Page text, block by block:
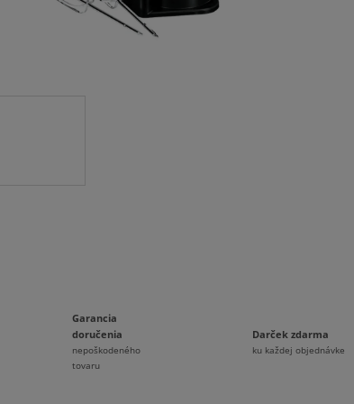
Garancia
doručenia
nepoškodeného
tovaru
Darček zdarma
ku každej objednávke